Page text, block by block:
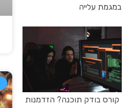
במגמת עלייה
קורס בודק תוכנה? הזדמנות